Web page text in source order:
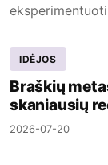
IDĖJOS
Braškių
skaniausių
2026-07-20